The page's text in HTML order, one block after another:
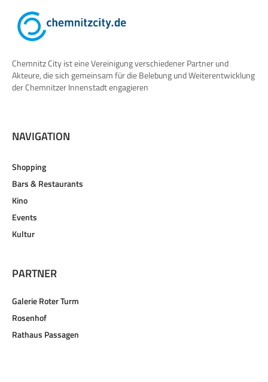
Chemnitz City ist eine Vereinigung verschiedener Partner und
Akteure, die sich gemeinsam für die Belebung und Weiterentwicklung
der Chemnitzer Innenstadt engagieren
NAVIGATION
Shopping
Bars & Restaurants
Kino
Events
Kultur
PARTNER
Galerie Roter Turm
Rosenhof
Rathaus Passagen